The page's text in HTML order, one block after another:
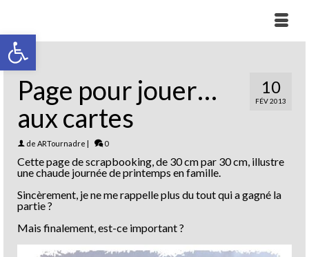
Ouvrir la barre d’outils
10
FÉV 2013
Page pour jouer…
aux cartes
de ARTournadre | 0
Cette page de scrapbooking, de 30 cm par 30 cm, illustre
une chaude journée de printemps en famille.
Sincèrement, je ne me rappelle plus du tout qui a gagné la
partie ?
Mais finalement, est-ce important ?